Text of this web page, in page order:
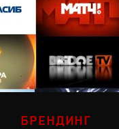
БРЕНДИНГ